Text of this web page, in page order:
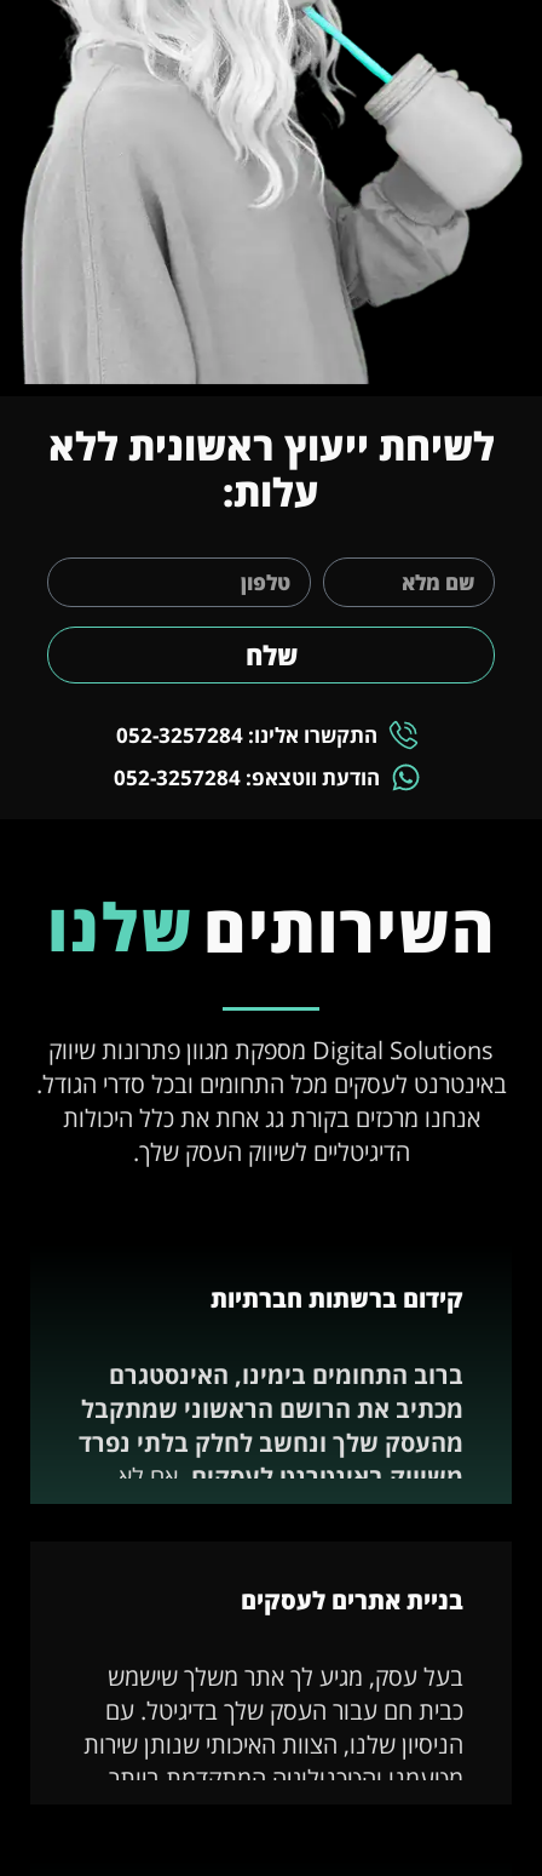
לשיחת ייעוץ ראשונית ללא
עלות:
שלח
התקשרו אלינו: 052-3257284
הודעת ווטצאפ: 052-3257284
השירותיםשלנו
Digital Solutions מספקת מגוון פתרונות שיווק
באינטרנט לעסקים מכל התחומים ובכל סדרי הגודל.
אנחנו מרכזים בקורת גג אחת את כלל היכולות
הדיגיטליים לשיווק העסק שלך.
בניית אתרים לעסקים
בעל עסק, מגיע לך אתר משלך שישמש
כבית חם עבור העסק שלך בדיגיטל. עם
הניסיון שלנו, הצוות האיכותי שנותן שירות
מטעמנו והטכנולוגיה המתקדמת ביותר
קידום ברשתות חברתיות
ברוב התחומים בימינו, האינסטגרם
מכתיב את הרושם הראשוני שמתקבל
מהעסק שלך ונחשב לחלק בלתי נפרד
משיווק באינטרנט לעסקים. אם לא
תראו פעילות, מיתוג וגיוון אתם כמעט ולא
קידום ברשתות חברתיות מגדיל
ולתחזק קמפיין ממומן, אפשר להעריך
באופן כמעט מדויק כמה לקוחות השגתם
בפועל באמצעות הנוכחות שלכם
באינסטגרם ובכלל איך השפיע עליכם